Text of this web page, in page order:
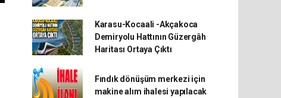
Karasu-Kocaali -Akçakoca
Demiryolu Hattının Güzergâh
Haritası Ortaya Çıktı
Fındık dönüşüm merkezi için
makine alım ihalesi yapılacak